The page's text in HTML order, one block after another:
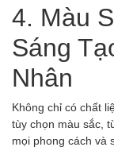
4. Màu
Sáng
Nhân
Không chỉ có chất
tùy chọn màu sắc,
mọi phong cách và